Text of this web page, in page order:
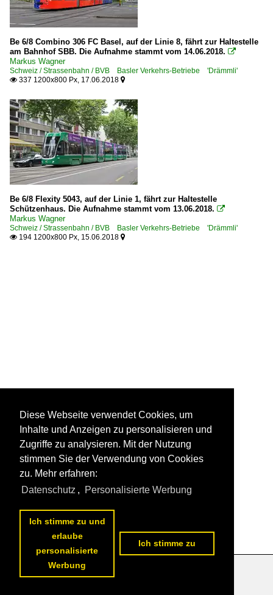
Be 6/8 Combino 306 FC Basel, auf der Linie 8, fährt zur Haltestelle
am Bahnhof SBB. Die Aufnahme stammt vom 14.06.2018. 
Markus Wagner
Schweiz / Strassenbahn / BVB Basler Verkehrs-Betriebe 'Drämmli'
 337 1200x800 Px, 17.06.2018 
Be 6/8 Flexity 5043, auf der Linie 1, fährt zur Haltestelle
Schützenhaus. Die Aufnahme stammt vom 13.06.2018. 
Markus Wagner
Schweiz / Strassenbahn / BVB Basler Verkehrs-Betriebe 'Drämmli'
 194 1200x800 Px, 15.06.2018 
Datenschutzerklärung
Diese Webseite verwendet Cookies, um
Inhalte und Anzeigen zu personalisieren und
Zugriffe zu analysieren. Mit der Nutzung
stimmen Sie der Verwendung von Cookies
zu. Mehr erfahren:
Datenschutz , Personalisierte Werbung
Ich stimme zu und
erlaube
personalisierte
Werbung
Ich stimme zu